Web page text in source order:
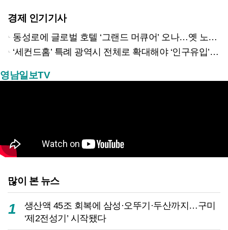
경제 인기기사
동성로에 글로벌 호텔 ‘그랜드 머큐어’ 오나…옛 노보텔 자리 사무실 개설
‘세컨드홈’ 특례 광역시 전체로 확대해야 ‘인구유입’ 가능하다
영남일보TV
많이 본 뉴스
1
생산액 45조 회복에 삼성·오뚜기·두산까지…구미
‘제2전성기’ 시작됐다